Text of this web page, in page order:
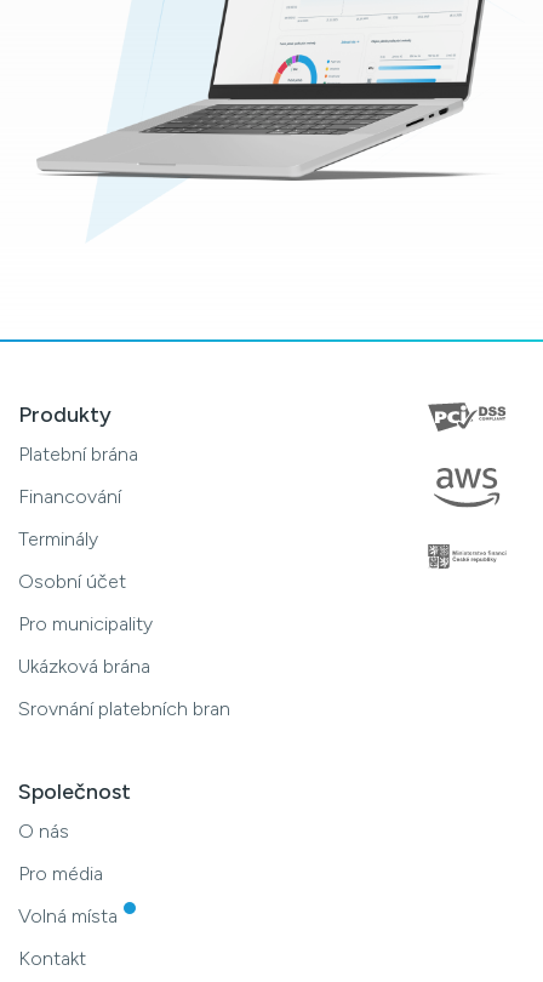
Produkty
Platební brána
Financování
Terminály
Osobní účet
Pro municipality
Ukázková brána
Srovnání platebních bran
Společnost
O nás
Pro média
Volná místa
Kontakt